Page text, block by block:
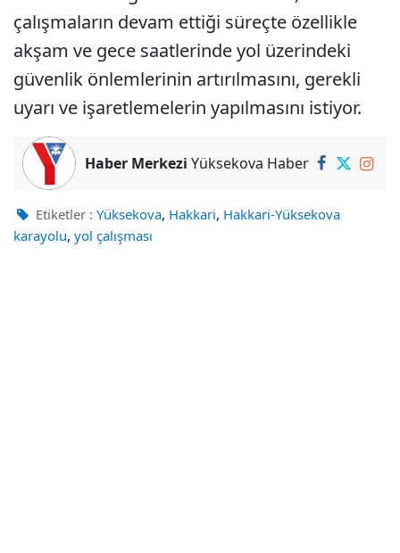
çalışmaların devam ettiği süreçte özellikle
akşam ve gece saatlerinde yol üzerindeki
güvenlik önlemlerinin artırılmasını, gerekli
uyarı ve işaretlemelerin yapılmasını istiyor.
Haber Merkezi Yüksekova Haber
Etiketler : Yüksekova, Hakkari, Hakkari-Yüksekova
karayolu, yol çalışması